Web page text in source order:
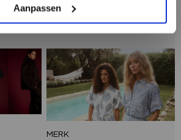
Aanpassen
MERK